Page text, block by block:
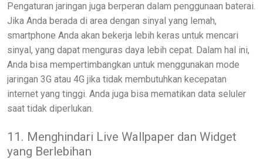
Pengaturan jaringan juga berperan dalam penggunaan baterai.
Jika Anda berada di area dengan sinyal yang lemah,
smartphone Anda akan bekerja lebih keras untuk mencari
sinyal, yang dapat menguras daya lebih cepat. Dalam hal ini,
Anda bisa mempertimbangkan untuk menggunakan mode
jaringan 3G atau 4G jika tidak membutuhkan kecepatan
internet yang tinggi. Anda juga bisa mematikan data seluler
saat tidak diperlukan.
11. Menghindari Live Wallpaper dan Widget
yang Berlebihan